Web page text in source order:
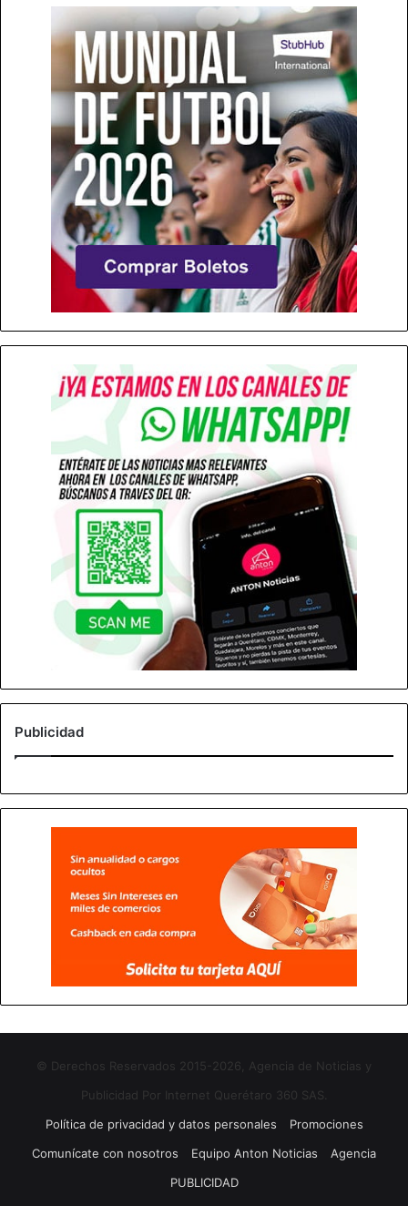
Publicidad
© Derechos Reservados 2015-2026, Agencia de Noticias y
Publicidad Por Internet Querétaro 360 SAS.
Política de privacidad y datos personales
Promociones
Comunícate con nosotros
Equipo Anton Noticias
Agencia
PUBLICIDAD